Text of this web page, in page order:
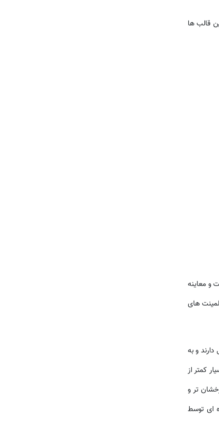
قالب ها
و معاینه
لمینت های
و به
کمتر از
تر و
ای توسط